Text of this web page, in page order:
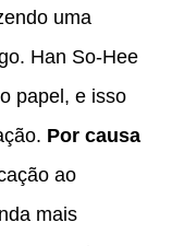
uma
Han So-Hee
papel, e isso
Por causa
ao
mais